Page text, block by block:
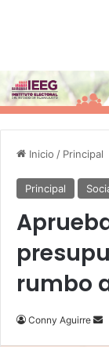
Inicio / Principal
Principal
rumbo
Conny Aguirre